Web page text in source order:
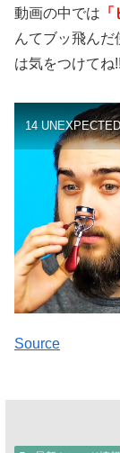
動画の中では
んてブッ飛ん
は気をつけてね
14
Source